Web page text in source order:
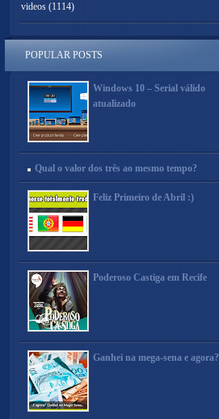
videos (1114)
POPULAR POSTS
Windows 10 – Serial válido
atualizado
Qual o valor dos três ao mesmo tempo?
Feliz Primeiro de Abril :)
Poderoso Castiga em Recife
Ganhei na mega-sena e agora?